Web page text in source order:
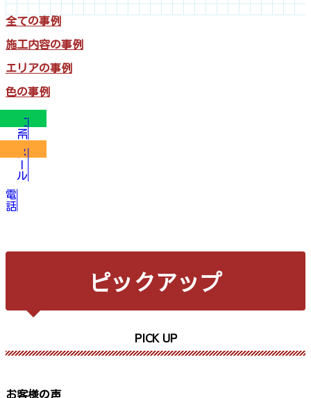
全ての事例
施工内容の事例
エリアの事例
色の事例
LINE
メール
電話
ピックアップ
PICK UP
お客様の声